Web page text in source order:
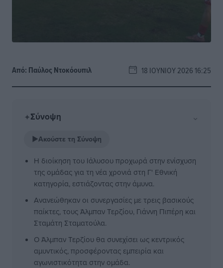
Από: Παύλος Nτοκόουπιλ 18 ΙΟΥΝΊΟΥ 2026 16:25
✦Σύνοψη ⌄
▶Ακούστε τη Σύνοψη
Η διοίκηση του Ιάλυσου προχωρά στην ενίσχυση
της ομάδας για τη νέα χρονιά στη Γ' Εθνική
κατηγορία, εστιάζοντας στην άμυνα.
Ανανεώθηκαν οι συνεργασίες με τρεις βασικούς
παίκτες, τους Άλμπαν Τερζίου, Γιάννη Πιπέρη και
Σταμάτη Σταματούλα.
Ο Άλμπαν Τερζίου θα συνεχίσει ως κεντρικός
αμυντικός, προσφέροντας εμπειρία και
αγωνιστικότητα στην ομάδα.